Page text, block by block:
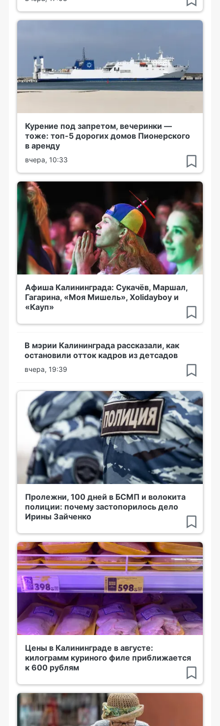
Курение под запретом, вечеринки —
тоже: топ-5 дорогих домов Пионерского
в аренду
вчера, 10:33
Афиша Калининграда: Сукачёв, Маршал,
Гагарина, «Моя Мишель», Xolidayboy и
«Кауп»
В мэрии Калининграда рассказали, как
остановили отток кадров из детсадов
вчера, 19:39
Пролежни, 100 дней в БСМП и волокита
полиции: почему застопорилось дело
Ирины Зайченко
Цены в Калининграде в августе:
килограмм куриного филе приближается
к 600 рублям